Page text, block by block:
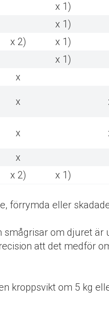
x 1)
x 1)
x 2)
x 1)
x 1)
x
x
x
x
x 2) x 1)
förrymda eller
om djuret är
att det medför
kroppsvikt om 5 kg